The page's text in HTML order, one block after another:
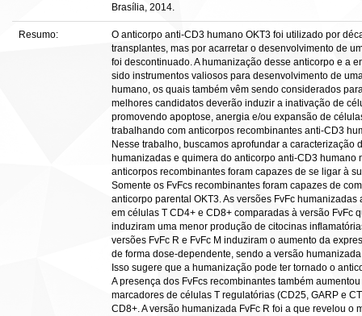
Brasília, 2014.
Resumo:
O anticorpo anti-CD3 humano OKT3 foi utilizado por
transplantes, mas por acarretar o desenvolvimento de
foi descontinuado. A humanização desse anticorpo e a
sido instrumentos valiosos para desenvolvimento de
humano, os quais também vêm sendo considerados
melhores candidatos deverão induzir a inativação de
promovendo apoptose, anergia e/ou expansão de
trabalhando com anticorpos recombinantes anti-CD3
Nesse trabalho, buscamos aprofundar a caracterização
humanizadas e quimera do anticorpo anti-CD3 humano
anticorpos recombinantes foram capazes de se ligar à
Somente os FvFcs recombinantes foram capazes de
anticorpo parental OKT3. As versões FvFc
em células T CD4+ e CD8+ comparadas à versão FvFc
induziram uma menor produção de citocinas
versões FvFc R e FvFc M induziram o aumento da
de forma dose-dependente, sendo a versão
Isso sugere que a humanização pode ter tornado o
A presença dos FvFcs recombinantes também
marcadores de células T regulatórias (CD25, GARP e
CD8+. A versão humanizada FvFc R foi a que revelou o